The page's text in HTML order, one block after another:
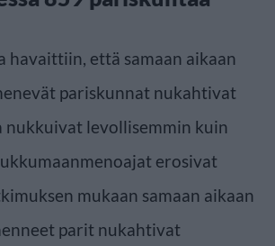
havaittiin, että samaan aikaan
pariskunnat nukahtivat
nukkuivat levollisemmin kuin
erosivat
mukaan samaan aikaan
parit nukahtivat